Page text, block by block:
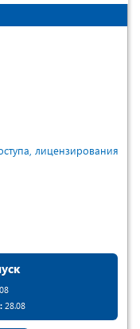
лицензирования
28.08